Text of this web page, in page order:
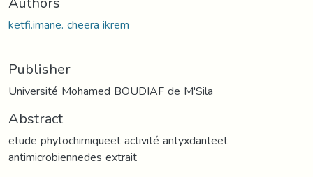
ketfi.imane. cheera ikrem
Publisher
Université Mohamed BOUDIAF de M'Sila
Abstract
etude phytochimiqueet activité antyxdanteet
antimicrobiennedes extrait